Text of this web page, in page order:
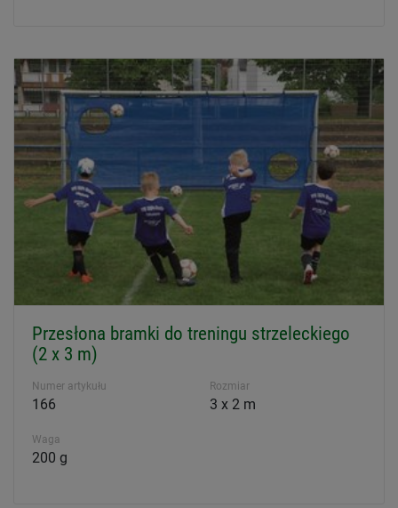
Przesłona bramki do treningu strzeleckiego
(2 x 3 m)
Numer artykułu
166
Rozmiar
3 x 2 m
Waga
200 g